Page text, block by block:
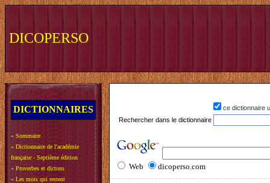
DICOPERSO
DICTIONNAIRES
» Sommaire
» Dictionnaire de l'académie
française - Septième édition
» Proverbes et dictons
» Les mots qui restent
ce dictionnaire
Rechercher dans le dictionnaire
Web dicoperso.com